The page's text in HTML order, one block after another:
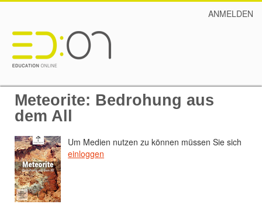
ANMELDEN
Meteorite: Bedrohung aus
dem All
Um Medien nutzen zu können müssen Sie sich
einloggen